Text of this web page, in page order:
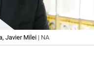
Javier Milei | NA